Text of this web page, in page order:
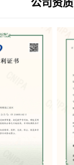
公司资质